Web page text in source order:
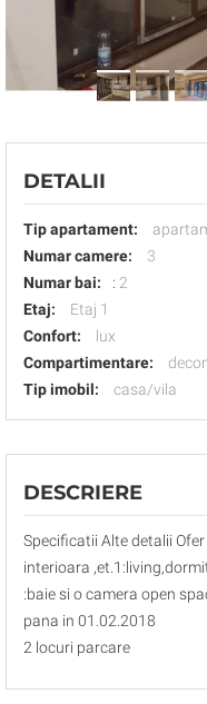
DETALII
Tip apartament:
Numar camere:
3
Numar bai:
: 2
Etaj:
Etaj 1
Confort:
lux
Compartimentare:
Tip imobil:
casa/vila
DESCRIERE
Specificatii Alte detalii
interioara
:baie si o camera open
pana in 01.02.2018
2 locuri parcare